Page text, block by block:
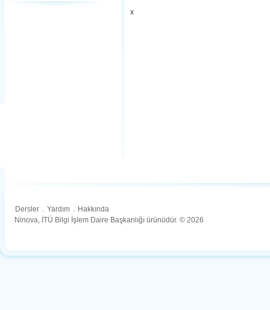
x
Dersler . Yardım . Hakkında
Ninova, İTÜ Bilgi İşlem Daire Başkanlığı ürünüdür. © 2026